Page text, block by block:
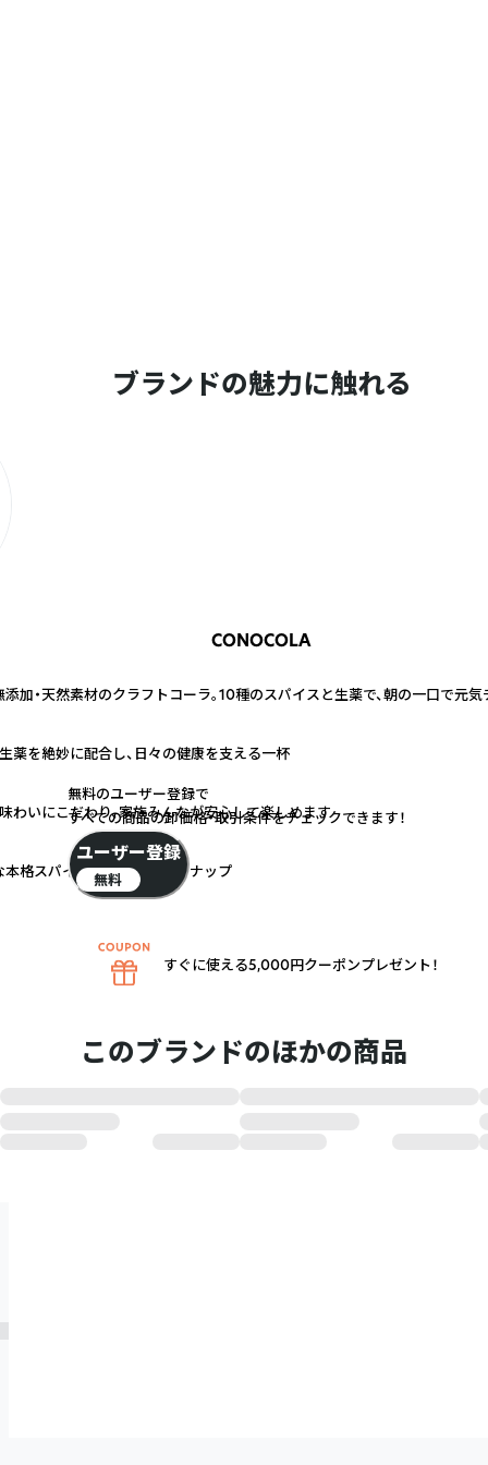
ブランドの魅力に触れる
CONOCOLA
加・天然素材のクラフトコーラ。10種のスパイスと生薬で、朝の一口で元
薬を絶妙に配合し、日々の健康を支える一杯
わいにこだわり、家族みんなが安心して楽しめます
格スパイスカレーもラインナップ
このブランドのほかの商品
無料のユーザー登録で
すべての商品の卸価格・取引条件をチェックできます！
ユーザー登録
無料
すぐに使える5,000円クーポンプレゼント！